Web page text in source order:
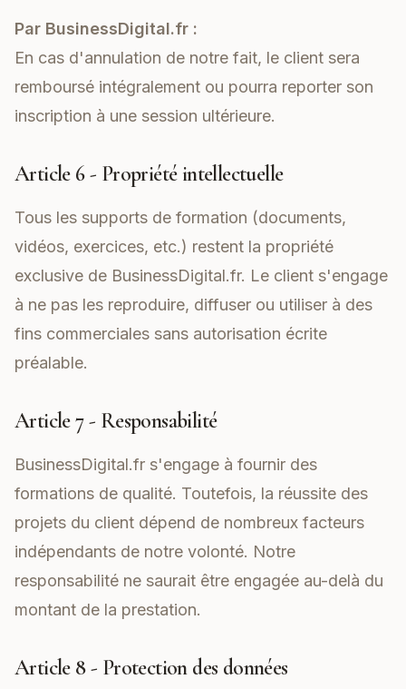
Par BusinessDigital.fr :
En cas d'annulation de notre fait, le client sera
remboursé intégralement ou pourra reporter son
inscription à une session ultérieure.
Article 6 - Propriété intellectuelle
Tous les supports de formation (documents,
vidéos, exercices, etc.) restent la propriété
exclusive de BusinessDigital.fr. Le client s'engage
à ne pas les reproduire, diffuser ou utiliser à des
fins commerciales sans autorisation écrite
préalable.
Article 7 - Responsabilité
BusinessDigital.fr s'engage à fournir des
formations de qualité. Toutefois, la réussite des
projets du client dépend de nombreux facteurs
indépendants de notre volonté. Notre
responsabilité ne saurait être engagée au-delà du
montant de la prestation.
Article 8 - Protection des données